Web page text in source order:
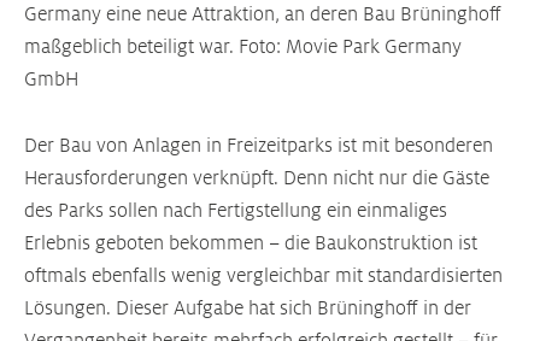
Germany eine neue Attraktion, an deren Bau Brüninghoff
maßgeblich beteiligt war. Foto: Movie Park Germany
GmbH
Der Bau von Anlagen in Freizeitparks ist mit besonderen
Herausforderungen verknüpft. Denn nicht nur die Gäste
des Parks sollen nach Fertigstellung ein einmaliges
Erlebnis geboten bekommen – die Baukonstruktion ist
oftmals ebenfalls wenig vergleichbar mit standardisierten
Lösungen. Dieser Aufgabe hat sich Brüninghoff in der